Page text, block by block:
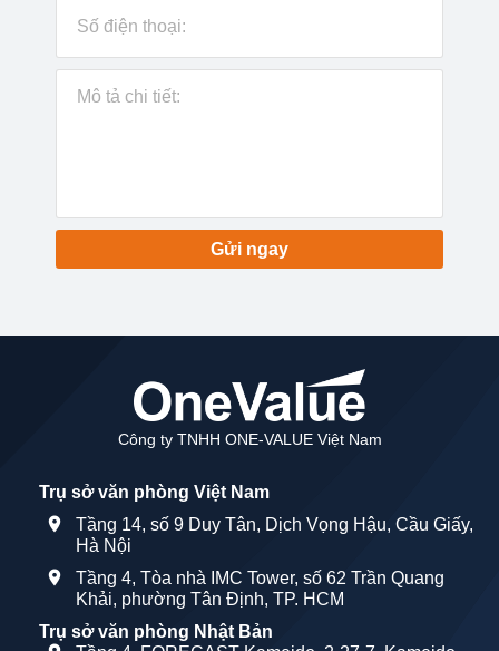
Gửi ngay
Công ty TNHH ONE-VALUE Việt Nam
Trụ sở văn phòng Việt Nam
Tầng 14, số 9 Duy Tân, Dịch Vọng Hậu, Cầu Giấy,
Hà Nội
Tầng 4, Tòa nhà IMC Tower, số 62 Trần Quang
Khải, phường Tân Định, TP. HCM
Trụ sở văn phòng Nhật Bản